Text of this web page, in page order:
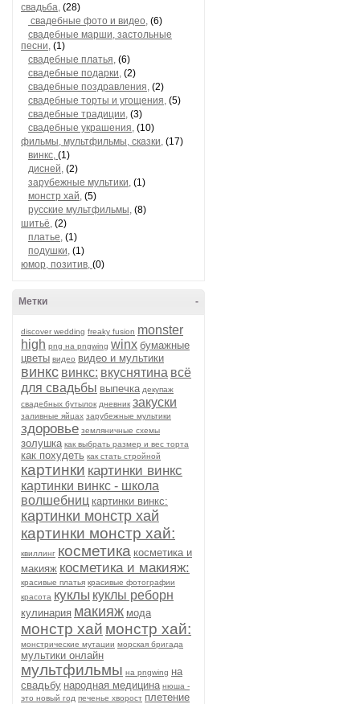
свадьба, (28)
свадебные фото и видео, (6)
свадебные марши, застольные
песни, (1)
свадебные платья, (6)
свадебные подарки, (2)
свадебные поздравления, (2)
свадебные торты и угощения, (5)
свадебные традиции, (3)
свадебные украшения, (10)
фильмы, мультфильмы, сказки, (17)
винкс, (1)
дисней, (2)
зарубежные мультики, (1)
монстр хай, (5)
русские мультфильмы, (8)
шитьё, (2)
платье, (1)
подушки, (1)
юмор, позитив, (0)
-
Метки
discover wedding freaky fusion monster
high png на pngwing winx бумажные
цветы видео видео и мультики
винкс винкс: вкуснятина всё
для свадьбы выпечка декупаж
свадебных бутылок дневник закуски
заливные яйцах зарубежные мультики
здоровье земляничные схемы
золушка как выбрать размер и вес торта
как похудеть как стать стройной
картинки картинки винкс
картинки винкс - школа
волшебниц картинки винкс:
картинки монстр хай
картинки монстр хай:
квиллинг косметика косметика и
макияж косметика и макияж:
красивые платья красивые фотографии
красота куклы куклы реборн
кулинария макияж мода
монстр хай монстр хай:
монстрические мутации морская бригада
мультики онлайн
мультфильмы на pngwing на
свадьбу народная медицина нюша -
это новый год печенье хворост плетение